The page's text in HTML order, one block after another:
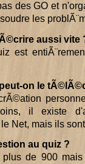
des GO et
les
aussi vite
est
on le
il existe
Net, mais ils
au quiz ?
de 900